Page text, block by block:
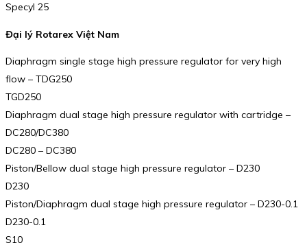
Specyl 25
Đại lý Rotarex Việt Nam
Diaphragm single stage high pressure regulator for very high
flow – TDG250
TGD250
Diaphragm dual stage high pressure regulator with cartridge –
DC280/DC380
DC280 – DC380
Piston/Bellow dual stage high pressure regulator – D230
D230
Piston/Diaphragm dual stage high pressure regulator – D230-0.1
D230-0.1
S10